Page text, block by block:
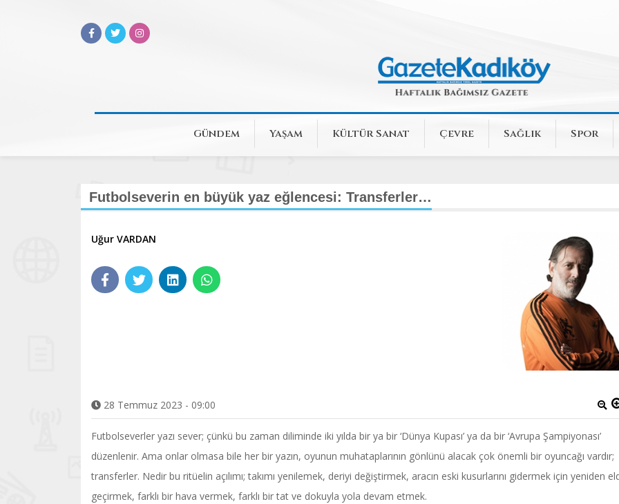
Gündem Yaşam Kültür Sanat Çevre Sağlık Spor
Futbolseverin en büyük yaz eğlencesi: Transferler…
Uğur VARDAN
28 Temmuz 2023 - 09:00
Futbolseverler yazı sever; çünkü bu zaman diliminde iki yılda bir ya bir ‘Dünya Kupası’ ya da bir ‘Avrupa Şampiyonası’
düzenlenir. Ama onlar olmasa bile her bir yazın, oyunun muhataplarının gönlünü alacak çok önemli bir oyuncağı vardır;
transferler. Nedir bu ritüelin açılımı; takımı yenilemek, deriyi değiştirmek, aracın eski kusurlarını gidermek için yeniden
geçirmek, farklı bir hava vermek, farklı bir tat ve dokuyla yola devam etmek.